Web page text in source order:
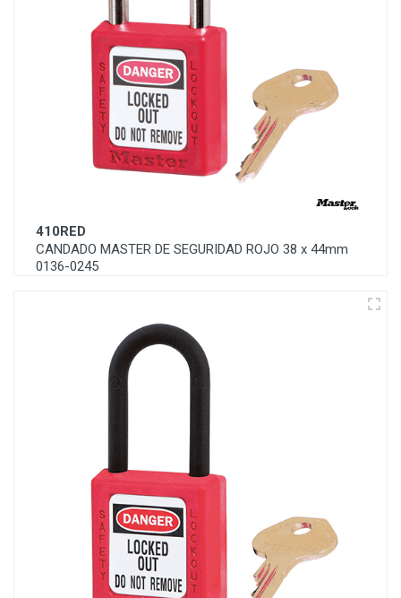
410RED
CANDADO MASTER DE SEGURIDAD ROJO 38 x 44mm
0136-0245